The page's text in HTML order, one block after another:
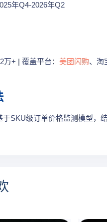
年Q4-2026年Q2
万+ | 覆盖平台： 美团闪购、淘
于SKU级订单价格监测模型，